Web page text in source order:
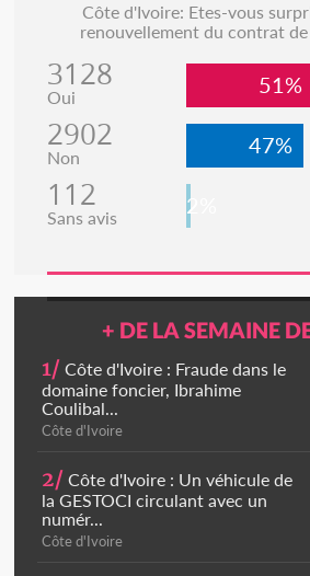
Côte d'Ivoire: Etes-vous
renouvellement du contrat de
3128
Oui 51%
2902
Non 47%
112
Sans avis 2%
+ DE LA SEMAINE
1/ Côte d'Ivoire : Fraude dans le
domaine foncier, Ibrahime
Coulibal...
Côte d'Ivoire
2/ Côte d'Ivoire : Un véhicule de
la GESTOCI circulant avec un
numér...
Côte d'Ivoire